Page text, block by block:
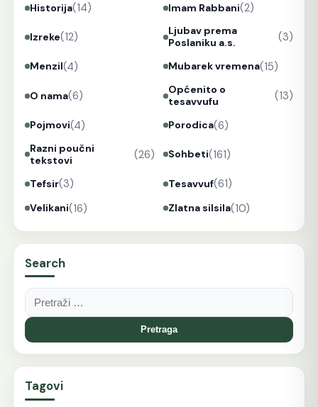
Historija(14) Imam Rabbani(2)
Izreke(12)
Ljubav prema
Poslaniku a.s.
(3)
Menzil(4) Mubarek vremena(15)
O nama(6)
Općenito o
tesavvufu
(13)
Pojmovi(4) Porodica(6)
Razni poučni
tekstovi
(26) Sohbeti(161)
Tefsir(3) Tesavvuf(61)
Velikani(16) Zlatna silsila(10)
Search
Pretraga:
Tagovi